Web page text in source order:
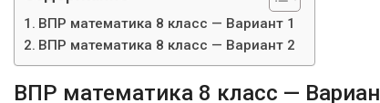
ВПР математика 8 класс — Вариант 1
ВПР математика 8 класс — Вариант 2
ВПР математика 8 класс —